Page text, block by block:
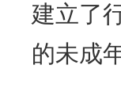
建立了
的未成